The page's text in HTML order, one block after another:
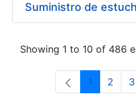
Showing 1 to 10 of 486
Page
1 Page
2 3